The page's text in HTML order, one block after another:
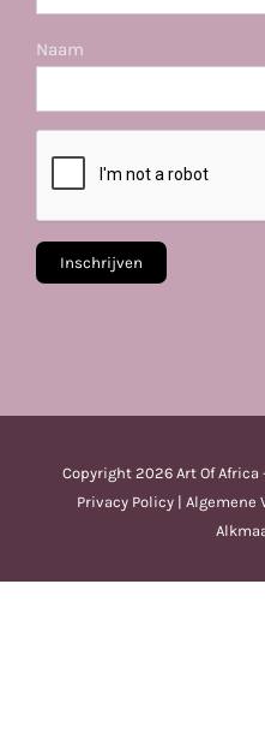
Naam
Copyright 2026 Art Of
Privacy Policy | Algemene